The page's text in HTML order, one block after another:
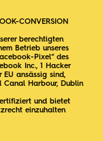
CONVERSION
berechtigten
Betrieb unseres
Pixel“ des
Inc., 1 Hacker
EU ansässig sind,
Canal Harbour, Dublin
und bietet
einzuhalten